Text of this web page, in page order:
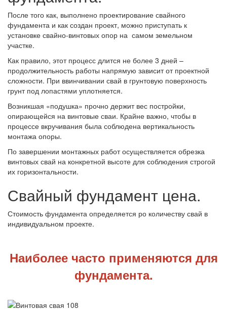
После того как, выполнено проектирование свайного
фундамента и как создан проект, можно приступать к
установке свайно-винтовых опор на самом земельном
участке.
Как правило, этот процесс длится не более 3 дней –
продолжительность работы напрямую зависит от проектной
сложности. При ввинчивании свай в грунтовую поверхность
грунт под лопастями уплотняется.
Возникшая «подушка» прочно держит вес постройки,
опирающейся на винтовые сваи. Крайне важно, чтобы в
процессе вкручивания была соблюдена вертикальность
монтажа опоры.
По завершении монтажных работ осуществляется обрезка
винтовых свай на конкретной высоте для соблюдения строгой
их горизонтальности.
Свайный фундамент цена.
Стоимость фундамента определяется ро количеству свай в
индивидуальном проекте.
Наиболее часто применяются для
фундамента.